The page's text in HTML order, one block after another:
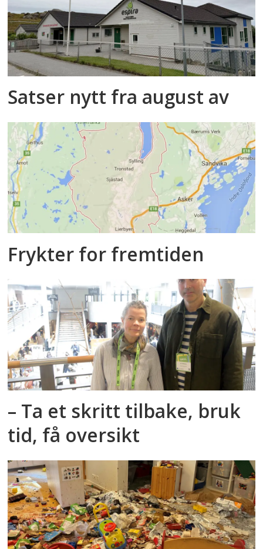
Satser nytt fra august av
Frykter for fremtiden
– Ta et skritt tilbake, bruk
tid, få oversikt